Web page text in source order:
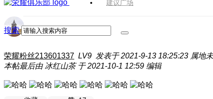
建议广场
搜索
荣耀粉丝213601337 LV9 发表于 2021-9-13 18:25:23 属地
本帖最后由 冰红山茶 于 2021-10-1 12:59 编辑